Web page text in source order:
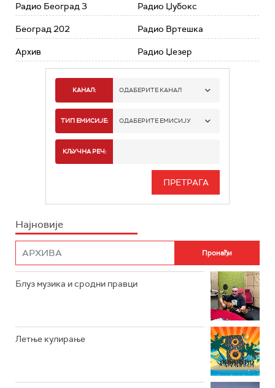
Радио Београд 3
Београд 202
Архив
Радио Џубокс
Радио Вртешка
Радио Џезер
КАНАЛ: ОДАБЕРИТЕ КАНАЛ
РАДИО БЕОГРАД 1
РАДИО БЕОГРАД 3
РАДИО РОКЕНРОЛЕР
ТИП ЕМИСИЈЕ: ОДАБЕРИТЕ ЕМИСИЈУ
ИНФО
КЉУЧНА РЕЧ:
Најновије
Блуз музика и сродни правци
Летње кулирање